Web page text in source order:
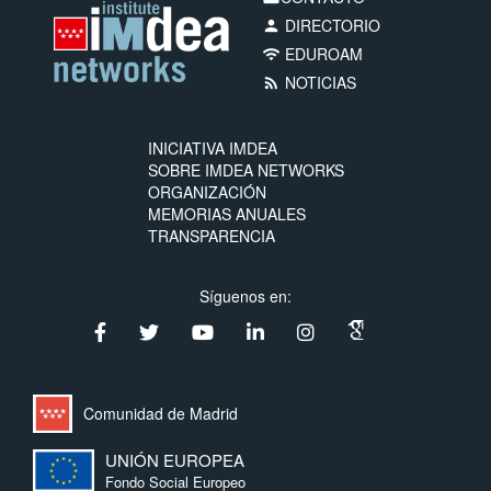
person DIRECTORIO
wifi EDUROAM
rss_feed NOTICIAS
INICIATIVA IMDEA
SOBRE IMDEA NETWORKS
ORGANIZACIÓN
MEMORIAS ANUALES
TRANSPARENCIA
Síguenos en:
Comunidad de Madrid
UNIÓN EUROPEA
Fondo Social Europeo